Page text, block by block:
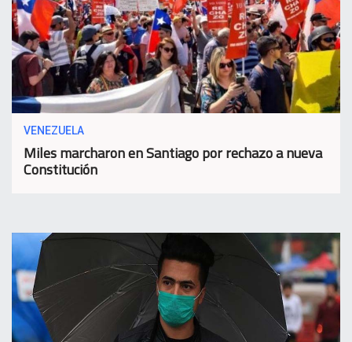
VENEZUELA
Miles marcharon en Santiago por rechazo a nueva
Constitución